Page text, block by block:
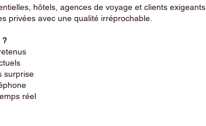
hôtels, agences de voyage et clients exigeants.
privées avec une qualité irréprochable.
?
surprise
réel